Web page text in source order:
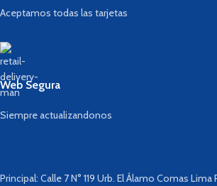
Aceptamos todas las tarjetas
Web Segura
Siempre actualizandonos
Principal: Calle 7 N° 119 Urb. El Álamo Comas Lima